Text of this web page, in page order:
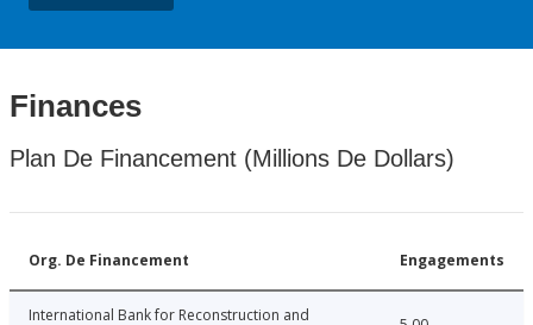
Finances
Plan De Financement (Millions De Dollars)
Org. De Financement Engagements
International Bank for Reconstruction and